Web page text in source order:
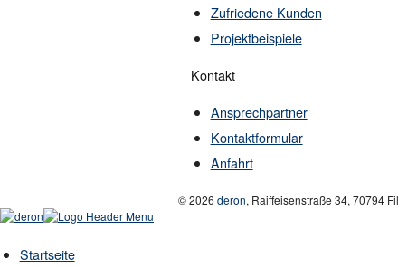
Zufriedene Kunden
Projektbeispiele
Kontakt
Ansprechpartner
Kontaktformular
Anfahrt
© 2026 deron, Raiffeisenstraße 34, 70794
Startseite